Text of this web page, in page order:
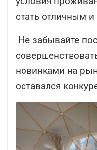
стать отличным
Не забывайте
новинками на
оставался